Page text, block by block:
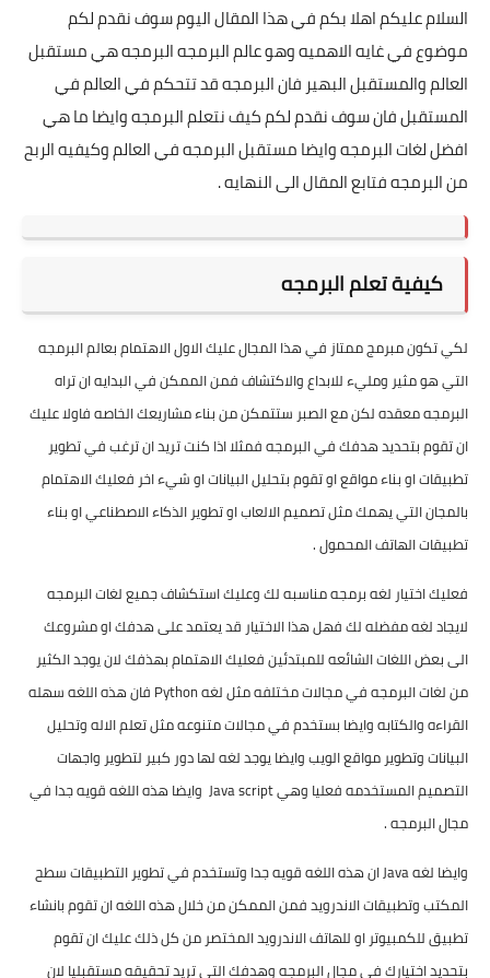
السلام عليكم اهلا بكم في هذا المقال اليوم سوف نقدم لكم
موضوع في غايه الاهميه وهو عالم البرمجه البرمجه هي مستقبل
العالم والمستقبل البهير فان البرمجه قد تتحكم في العالم في
المستقبل فان سوف نقدم لكم كيف نتعلم البرمجه وايضا ما هي
افضل لغات البرمجه وايضا مستقبل البرمجه في العالم وكيفيه الربح
من البرمجه فتابع المقال الى النهايه .
كيفية تعلم البرمجه
لكي تكون مبرمج ممتاز في هذا المجال عليك الاول الاهتمام بعالم البرمجه
التي هو مثير ومليء للابداع والاكتشاف فمن الممكن في البدايه ان تراه
البرمجه معقده لكن مع الصبر ستتمكن من بناء مشاريعك الخاصه فاولا عليك
ان تقوم بتحديد هدفك في البرمجه فمثلا اذا كنت تريد ان ترغب في تطوير
تطبيقات او بناء مواقع او تقوم بتحليل البيانات او شيء اخر فعليك الاهتمام
بالمجان التي يهمك مثل تصميم الالعاب او تطوير الذكاء الاصطناعي او بناء
تطبيقات الهاتف المحمول .
فعليك اختيار لغه برمجه مناسبه لك وعليك استكشاف جميع لغات البرمجه
لايجاد لغه مفضله لك فهل هذا الاختيار قد يعتمد على هدفك او مشروعك
الى بعض اللغات الشائعه للمبتدئين فعليك الاهتمام بهذفك لان يوجد الكثير
من لغات البرمجه في مجالات مختلفه مثل لغه Python فان هذه اللغه سهله
القراءه والكتابه وايضا بستخدم في مجالات متنوعه مثل تعلم الاله وتحليل
البيانات وتطوير مواقع الويب وايضا يوجد لغه لها دور كبير لتطوير واجهات
التصميم المستخدمه فعليا وهي Java script وايضا هذه اللغه قويه جدا في
مجال البرمجه .
وايضا لغه Java ان هذه اللغه قويه جدا وتستخدم في تطوير التطبيقات سطح
المكتب وتطبيقات الاندرويد فمن الممكن من خلال هذه اللغه ان تقوم بانشاء
تطبيق للكمبيوتر او للهاتف الاندرويد المختصر من كل ذلك عليك ان تقوم
بتحديد اختيارك في مجال البرمجه وهدفك التي تريد تحقيقه مستقبليا لان